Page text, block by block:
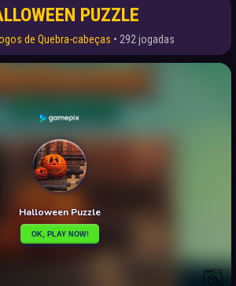
PUZZLE
de Quebra-cabeças • 292 jogadas